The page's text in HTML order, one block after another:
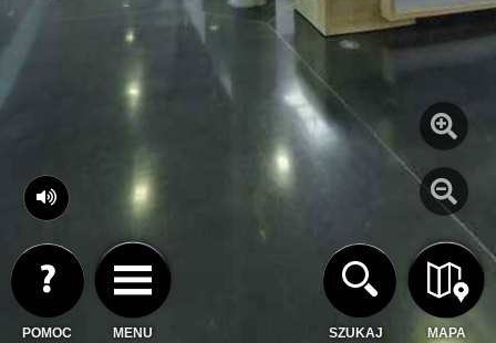
MENU MAPA
POMOC SZUKAJ